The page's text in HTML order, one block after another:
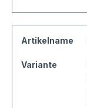
Artikelname
Variante